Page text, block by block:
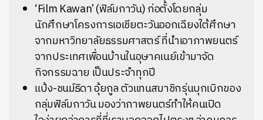
‘Film Kawan’ (ฟิล์มกาวัน) ก่อตั้งโดยกลุ่ม
นักศึกษาโครงการเอเชียตะวันออกเฉียงใต้ศึกษา
จากมหาวิทยาลัยธรรมศาสตร์ ที่นำเอาภาพยนตร์
จากประเทศเพื่อนบ้านในอุษาคเนย์เข้ามาจัด
กิจกรรมฉาย เป็นประจำทุกปี
แป้ง-ชนม์ธิดา อุ้ยกูล ตัวแทนสมาชิกรุ่นบุกเบิกของ
กลุ่มฟิล์มกาวัน มองว่าภาพยนตร์ทำให้คนเปิด